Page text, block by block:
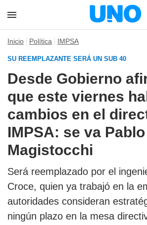
Inicio Política IMPSA
SU REEMPLAZANTE SERÁ UN SUB 40
Desde Gobierno
que este viernes
cambios en el
IMPSA: se va Pablo
Magistocchi
Será reemplazado por el
Croce, quien ya trabajó en la
autoridades consideran
ningún plazo en la mesa